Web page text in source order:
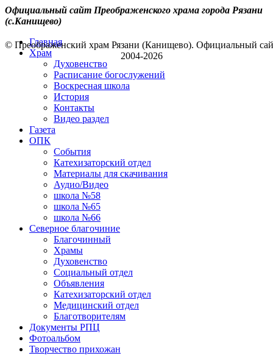
Официальный сайт Преображенского храма города Рязани
(с.Канищево)
Главная
Храм
Духовенство
Расписание богослужений
Воскресная школа
История
Контакты
Видео раздел
Газета
ОПК
События
Катехизаторский отдел
Материалы для скачивания
Аудио/Видео
школа №58
школа №65
школа №66
Северное благочиние
Благочинный
Храмы
Духовенство
Социальный отдел
Объявления
Катехизаторский отдел
Медицинский отдел
Благотворителям
Документы РПЦ
Фотоальбом
Творчество прихожан
© Преображенский храм Рязани (Канищево). Официальный
2004-2026